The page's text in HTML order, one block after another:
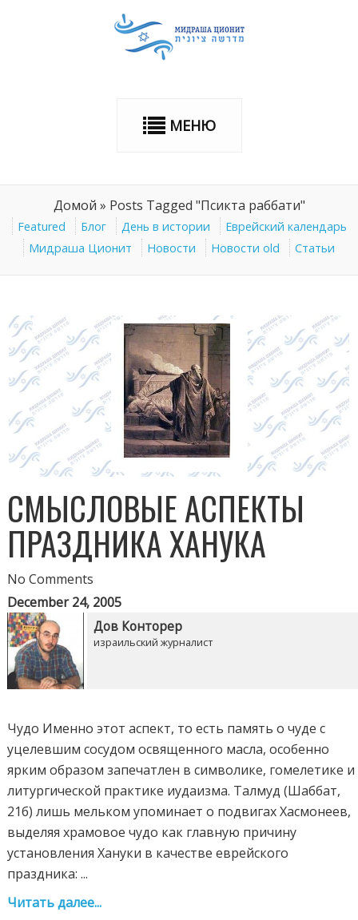
МЕНЮ
Домой » Posts Tagged "Псикта раббати"
Featured Блог День в истории
Еврейский календарь
Мидраша Ционит
Новости Новости old Статьи
СМЫСЛОВЫЕ АСПЕКТЫ
ПРАЗДНИКА ХАНУКА
No Comments
December 24, 2005
Дов Конторер
израильский журналист
Чудо Именно этот аспект, то есть память о чуде с
уцелевшим сосудом освященного масла, особенно
ярким образом запечатлен в символике, гомелетике и
литургической практике иудаизма. Талмуд (Шаббат,
21б) лишь мельком упоминает о подвигах Хасмонеев,
выделяя храмовое чудо как главную причину
установления Хануки в качестве еврейского
праздника: ...
Читать далее...